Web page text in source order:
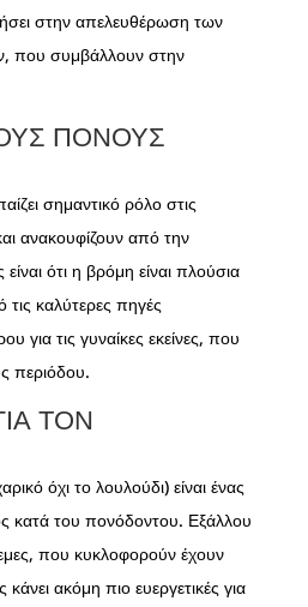
στην απελευθέρωση των
που συμβάλλουν στην
ΠΌΝΟΥΣ
σημαντικό ρόλο στις
ανακουφίζουν από την
ότι η βρόμη είναι πλούσια
τις καλύτερες πηγές
για τις γυναίκες εκείνες, που
περιόδου.
ΤΟΝ
όχι το λουλούδι) είναι ένας
κατά του πονόδοντου. Εξάλλου
που κυκλοφορούν έχουν
ακόμη πιο ευεργετικές για